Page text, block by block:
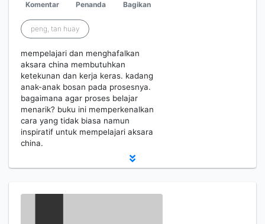
Komentar Penanda Bagikan
peng, tan huay
mempelajari dan menghafalkan
aksara china membutuhkan
ketekunan dan kerja keras. kadang
anak-anak bosan pada prosesnya.
bagaimana agar proses belajar
menarik? buku ini memperkenalkan
cara yang tidak biasa namun
inspiratif untuk mempelajari aksara
china.